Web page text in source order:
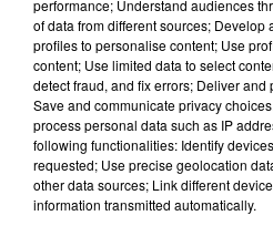
Lecture (1 min 14 sec)
100%
100% Radio l'agenda du
performance; Understand audiences
of data from different sources; Develop
profiles to personalise content; Use
content; Use limited data to select
detect fraud, and fix errors; Deliver
Save and communicate privacy
process personal data such as IP
following functionalities: Identify
requested; Use precise geolocation
other data sources; Link different
information transmitted automatically.